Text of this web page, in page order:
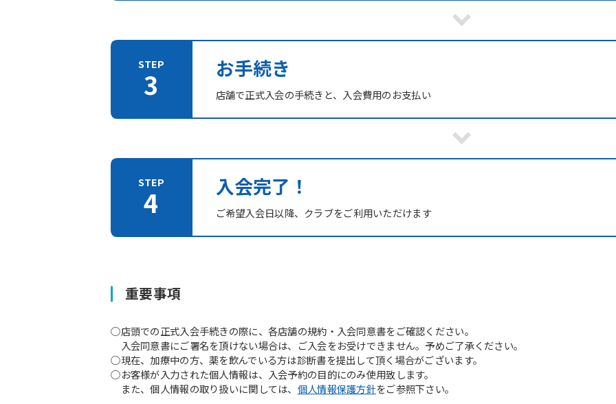
お手続き
店舗で正式入会の手続きと、入会費用のお支払い
入会完了！
ご希望入会日以降、クラブをご利用いただけます
重要事項
○店頭での正式入会手続きの際に、各店舗の規約・入会同意書をご確認ください。
入会同意書にご署名を頂けない場合は、ご入会をお受けできません。予めご了承ください。
○現在、加療中の方、薬を飲んでいる方は診断書を提出して頂く場合がございます。
○お客様が入力された個人情報は、入会予約の目的にのみ使用致します。
また、個人情報の取り扱いに関しては、 個人情報保護方針をご参照下さい。
Central Sports official website is
translation service, the Japanese
version of this website will be
translated mechanically, so it may
not be an accurate translation.
The translation may differ from the
original content. We ask that you